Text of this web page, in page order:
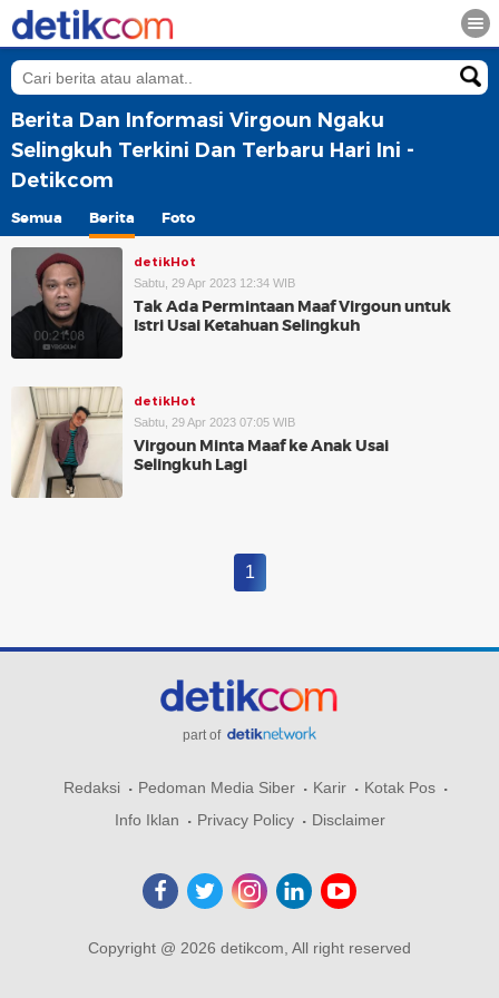
Berita Dan Informasi Virgoun Ngaku
Selingkuh Terkini Dan Terbaru Hari Ini -
Detikcom
Semua Berita Foto
detikHot
Sabtu, 29 Apr 2023 12:34 WIB
Tak Ada Permintaan Maaf Virgoun untuk
Istri Usai Ketahuan Selingkuh
detikHot
Sabtu, 29 Apr 2023 07:05 WIB
Virgoun Minta Maaf ke Anak Usai
Selingkuh Lagi
1
part of
Redaksi Pedoman Media Siber Karir
Kotak Pos
Info Iklan
Privacy Policy Disclaimer
Copyright @ 2026 detikcom, All right reserved